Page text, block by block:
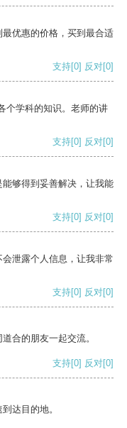
优惠的价格，买到最合适
支持[0] 反对[0]
个学科的知识。老师的讲
支持[0] 反对[0]
够得到妥善解决，让我能
支持[0] 反对[0]
泄露个人信息，让我非常
支持[0] 反对[0]
合的朋友一起交流。
支持[0] 反对[0]
达目的地。